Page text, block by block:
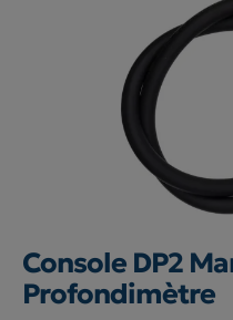
Console DP2
Profondimètre